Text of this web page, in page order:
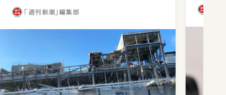
「週刊新潮」編集部